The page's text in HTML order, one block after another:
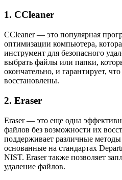
1. CCleaner
CCleaner — это популярная
оптимизации компьютера,
инструмент для безопасного
выбрать файлы или папки,
окончательно, и гарантирует,
восстановлены.
2. Eraser
Eraser — это еще одна
файлов без возможности их
поддерживает различные
основанные на стандартах
NIST. Eraser также позволяет
удаление файлов.